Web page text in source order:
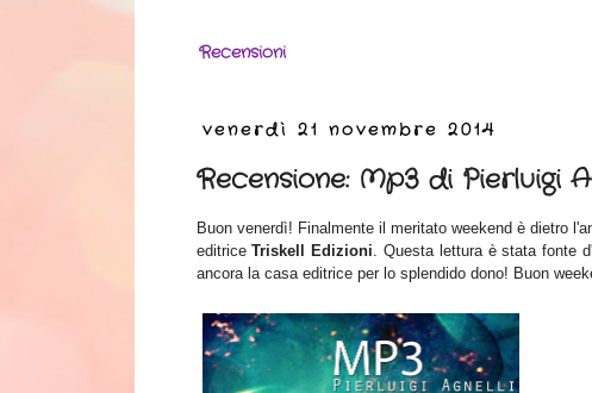
Recensioni
venerdì 21 novembre 2014
Recensione: Mp3 di Pierluigi
Buon venerdì! Finalmente il meritato weekend è dietro
editriceTriskell Edizioni. Questa lettura è stata fonte
ancora la casa editrice per lo splendido dono! Buon